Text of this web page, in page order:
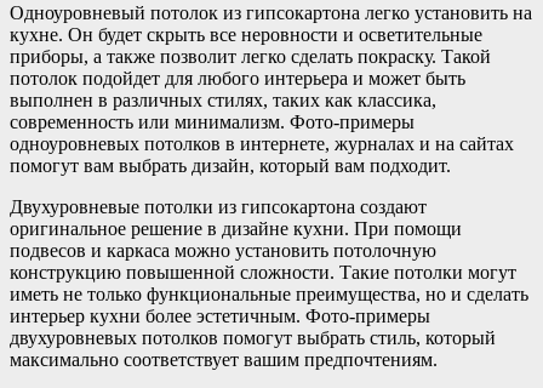
Одноуровневый потолок из гипсокартона легко установить на
кухне. Он будет скрыть все неровности и осветительные
приборы, а также позволит легко сделать покраску. Такой
потолок подойдет для любого интерьера и может быть
выполнен в различных стилях, таких как классика,
современность или минимализм. Фото-примеры
одноуровневых потолков в интернете, журналах и на сайтах
помогут вам выбрать дизайн, который вам подходит.
Двухуровневые потолки из гипсокартона создают
оригинальное решение в дизайне кухни. При помощи
подвесов и каркаса можно установить потолочную
конструкцию повышенной сложности. Такие потолки могут
иметь не только функциональные преимущества, но и сделать
интерьер кухни более эстетичным. Фото-примеры
двухуровневых потолков помогут выбрать стиль, который
максимально соответствует вашим предпочтениям.